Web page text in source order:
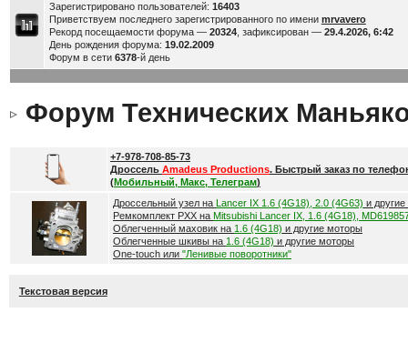
Зарегистрировано пользователей: 16403
Приветствуем последнего зарегистрированного по имени mrvavero
Рекорд посещаемости форума — 20324, зафиксирован — 29.4.2026, 6:42
День рождения форума: 19.02.2009
Форум в сети 6378-й день
Форум Технических
+7-978-708-85-73
Дроссель Amadeus Productions. Быстрый заказ по
(Мобильный, Макс, Телеграм)
Дроссельный узел на Lancer IX 1.6 (4G18), 2.0 (4G63) и
Ремкомплект РХХ на Mitsubishi Lancer IX, 1.6 (4G18),
Облегченный маховик на 1.6 (4G18) и другие моторы
Облегченные шкивы на 1.6 (4G18) и другие моторы
One-touch или "Ленивые поворотники"
Текстовая версия